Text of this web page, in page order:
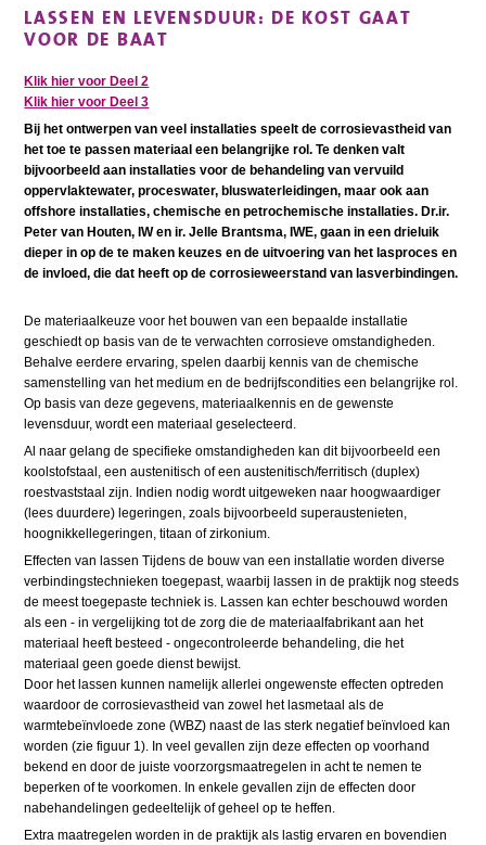
LASSEN EN LEVENSDUUR: DE KOST GAAT
VOOR DE BAAT
Klik hier voor Deel 2
Klik hier voor Deel 3
Bij het ontwerpen van veel installaties speelt de corrosievastheid van
het toe te passen materiaal een belangrijke rol. Te denken valt
bijvoorbeeld aan installaties voor de behandeling van vervuild
oppervlaktewater, proceswater, bluswaterleidingen, maar ook aan
offshore installaties, chemische en petrochemische installaties. Dr.ir.
Peter van Houten, IW en ir. Jelle Brantsma, IWE, gaan in een drieluik
dieper in op de te maken keuzes en de uitvoering van het lasproces en
de invloed, die dat heeft op de corrosieweerstand van lasverbindingen.
De materiaalkeuze voor het bouwen van een bepaalde installatie
geschiedt op basis van de te verwachten corrosieve omstandigheden.
Behalve eerdere ervaring, spelen daarbij kennis van de chemische
samenstelling van het medium en de bedrijfscondities een belangrijke rol.
Op basis van deze gegevens, materiaalkennis en de gewenste
levensduur, wordt een materiaal geselecteerd.
Al naar gelang de specifieke omstandigheden kan dit bijvoorbeeld een
koolstofstaal, een austenitisch of een austenitisch/ferritisch (duplex)
roestvaststaal zijn. Indien nodig wordt uitgeweken naar hoogwaardiger
(lees duurdere) legeringen, zoals bijvoorbeeld superaustenieten,
hoognikkellegeringen, titaan of zirkonium.
Effecten van lassen Tijdens de bouw van een installatie worden diverse
verbindingstechnieken toegepast, waarbij lassen in de praktijk nog steeds
de meest toegepaste techniek is. Lassen kan echter beschouwd worden
als een - in vergelijking tot de zorg die de materiaalfabrikant aan het
materiaal heeft besteed - ongecontroleerde behandeling, die het
materiaal geen goede dienst bewijst.
Door het lassen kunnen namelijk allerlei ongewenste effecten optreden
waardoor de corrosievastheid van zowel het lasmetaal als de
warmtebeïnvloede zone (WBZ) naast de las sterk negatief beïnvloed kan
worden (zie figuur 1). In veel gevallen zijn deze effecten op voorhand
bekend en door de juiste voorzorgsmaatregelen in acht te nemen te
beperken of te voorkomen. In enkele gevallen zijn de effecten door
nabehandelingen gedeeltelijk of geheel op te heffen.
Extra maatregelen worden in de praktijk als lastig ervaren en bovendien